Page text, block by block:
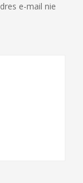
e-mail nie